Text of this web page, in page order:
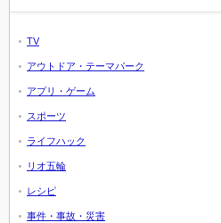
TV
アウトドア・テーマパーク
アプリ・ゲーム
スポーツ
ライフハック
リオ五輪
レシピ
事件・事故・災害